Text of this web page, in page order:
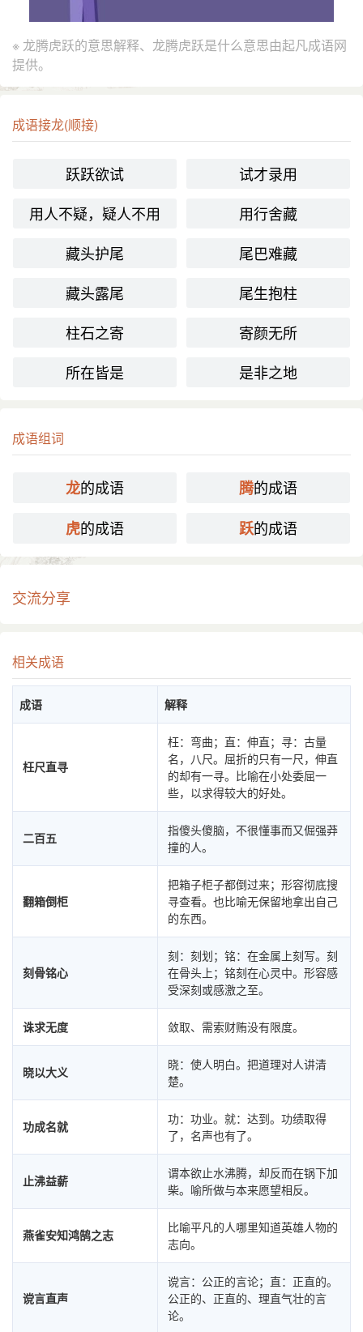
※ 龙腾虎跃的意思解释、龙腾虎跃是什么意思由起凡成语网
提供。
成语接龙(顺接)
跃跃欲试
试才录用
用人不疑，疑人不用
用行舍藏
藏头护尾
尾巴难藏
藏头露尾
尾生抱柱
柱石之寄
寄颜无所
所在皆是
是非之地
成语组词
龙的成语 腾的成语
虎的成语 跃的成语
交流分享
相关成语
成语 解释
枉尺直寻
枉：弯曲；直：伸直；寻：古量
名，八尺。屈折的只有一尺，伸直
的却有一寻。比喻在小处委屈一
些，以求得较大的好处。
二百五
指傻头傻脑，不很懂事而又倔强莽
撞的人。
翻箱倒柜
把箱子柜子都倒过来；形容彻底搜
寻查看。也比喻无保留地拿出自己
的东西。
刻骨铭心
刻：刻划；铭：在金属上刻写。刻
在骨头上；铭刻在心灵中。形容感
受深刻或感激之至。
诛求无度 敛取、需索财贿没有限度。
晓以大义
晓：使人明白。把道理对人讲清
楚。
功成名就
功：功业。就：达到。功绩取得
了，名声也有了。
止沸益薪
谓本欲止水沸腾，却反而在锅下加
柴。喻所做与本来愿望相反。
燕雀安知鸿鹄之志
比喻平凡的人哪里知道英雄人物的
志向。
谠言直声
谠言：公正的言论；直：正直的。
公正的、正直的、理直气壮的言
论。